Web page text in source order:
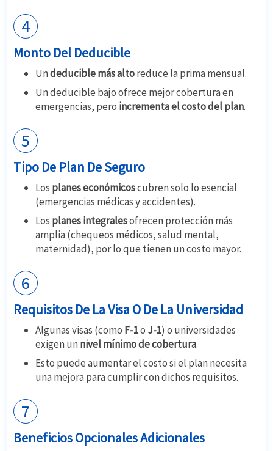
4
Monto Del Deducible
Undeducible más altoreduce la prima mensual.
Un deducible bajo ofrece mejor cobertura en
emergencias, pero incrementa el costo del plan.
5
Tipo De Plan De Seguro
Los planes económicoscubren solo lo esencial
(emergencias médicas y accidentes).
Los planes integralesofrecen protección más
amplia (chequeos médicos, salud mental,
maternidad), por lo que tienen un costo mayor.
6
Requisitos De La Visa O De La Universidad
Algunas visas (como F-1o J-1) o universidades
exigen unnivel mínimo de cobertura.
Esto puede aumentar el costo si el plan necesita
una mejora para cumplir con dichos requisitos.
7
Beneficios Opcionales Adicionales